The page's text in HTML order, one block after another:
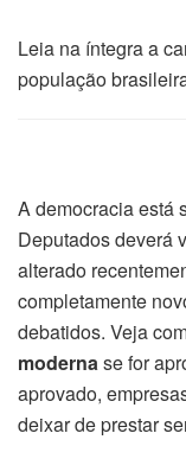
Leia na íntegra a
população
A democracia está
Deputados deverá
alterado
completamente
debatidos. Veja
modernase for
aprovado,
deixar de prestar